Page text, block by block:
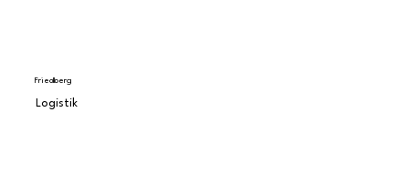
Friedberg
Logistik